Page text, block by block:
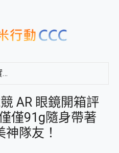
出門在外網路穩定最實在 「台灣大哥大」榮獲 4G/5G 在線率全球 NO.3 全台第一與全台六冠王實測心得，走到哪順到哪！
CP 值天花板~ Bongcom BS5 足球君開箱~ 短焦投影機 3千元就能擁有！ 折扣碼在這～
專為 PC上的 XBOX和掌機設計的 FireCuda X1070 SSD 固態硬碟開箱 評測
台灣製攝影機在這裡，100%全無線設計 SpotCam Solo Eco 太陽能防水雲端攝影機 SpotCam Solo 3 2.5K高畫質戶外攝影機 開箱 評測
電力超超超持久 MSI 微星 Prestige 14 AI+ D3MG-031TW 14吋 開箱評價，AI輕薄商務筆電 Copilot+ PC
影像、持久續航與 IP69K 高防護
AR 眼鏡開箱評
僅91g隨身帶著
隊友！